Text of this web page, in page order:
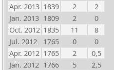
Apr. 2013 1839 2
2
Jan. 2013 1809 2
0
Oct. 2012 1835 11
8
Jul. 2012
1765 0
0
Apr. 2012 1765 2
0,5
Jan. 2012 1766 5
2,5